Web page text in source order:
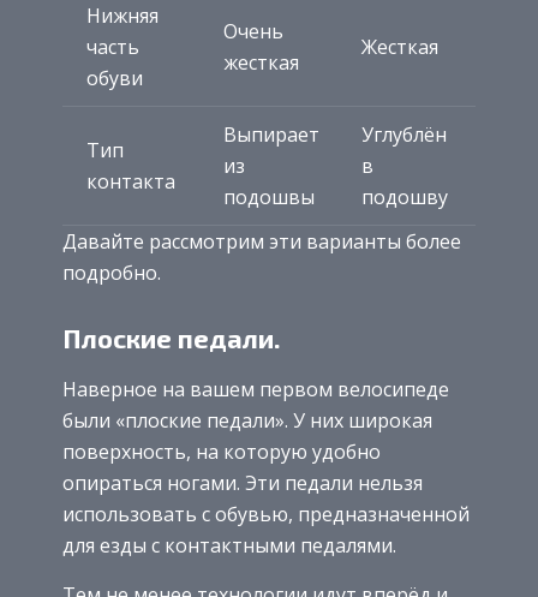
Нижняя
часть
обуви
Очень
жесткая
Жесткая
Тип
контакта
Выпирает
из
подошвы
Углублён
в
подошву
Давайте рассмотрим эти варианты более
подробно.
Плоские педали.
Наверное на вашем первом велосипеде
были «плоские педали». У них широкая
поверхность, на которую удобно
опираться ногами. Эти педали нельзя
использовать с обувью, предназначенной
для езды с контактными педалями.